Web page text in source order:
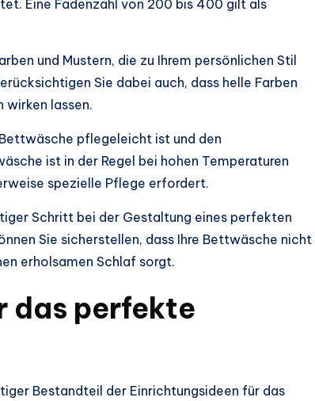
Eine Fadenzahl von 200 bis 400 gilt als
und Mustern, die zu Ihrem persönlichen Stil
Sie dabei auch, dass helle Farben
wirken lassen.
pflegeleicht ist und den
ist in der Regel bei hohen Temperaturen
spezielle Pflege erfordert.
Schritt bei der Gestaltung eines perfekten
Sie sicherstellen, dass Ihre Bettwäsche nicht
erholsamen Schlaf sorgt.
das perfekte
Bestandteil der Einrichtungsideen für das